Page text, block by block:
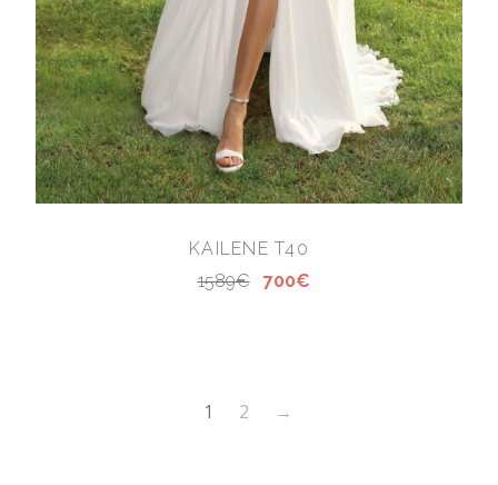
KAILENE T40
1589€
700€
1 2 →